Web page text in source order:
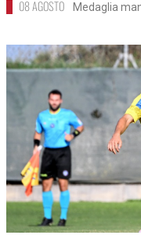
08 AGOSTO Medaglia